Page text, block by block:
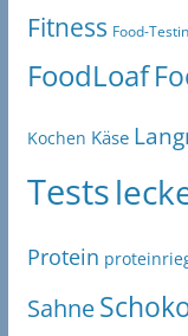
Fitness Food-
FoodLoaf
Kochen Käse
Tests
Protein
Sahne